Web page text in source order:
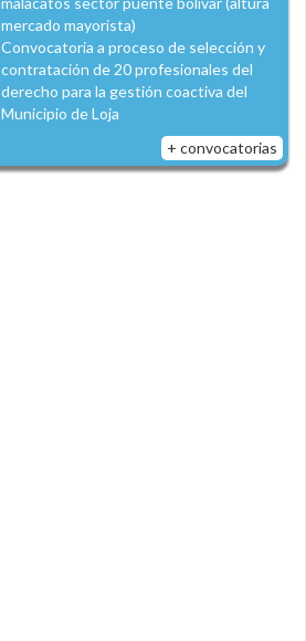
mercado mayorista)
Convocatoria a proceso de selección y
contratación de 20 profesionales del
derecho para la gestión coactiva del
Municipio de Loja
+ convocatorias